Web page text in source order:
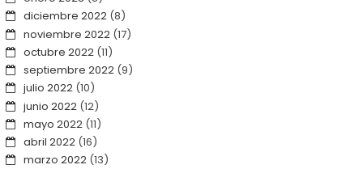
diciembre 2022(8)
noviembre 2022(17)
octubre 2022(11)
septiembre 2022(9)
julio 2022(10)
junio 2022(12)
mayo 2022(11)
abril 2022(16)
marzo 2022(13)